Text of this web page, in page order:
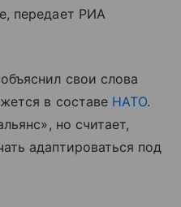
передает РИА
свои слова
в составе НАТО.
но считает,
адаптироваться под